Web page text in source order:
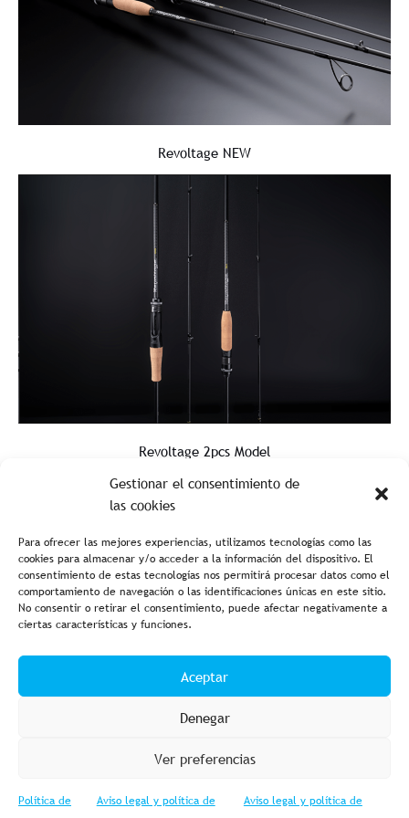
Gestionar el consentimiento de
las cookies
Para ofrecer las mejores experiencias, utilizamos tecnologías como las
cookies para almacenar y/o acceder a la información del dispositivo. El
consentimiento de estas tecnologías nos permitirá procesar datos como el
comportamiento de navegación o las identificaciones únicas en este sitio.
No consentir o retirar el consentimiento, puede afectar negativamente a
ciertas características y funciones.
Aceptar
Denegar
Ver preferencias
Política de
Aviso legal y política de
Aviso legal y política de
Revoltage NEW
Revoltage 2pcs Model
Aviso legal y política de privacidad Política de cookies
Condiciones de compra Accesibilidad